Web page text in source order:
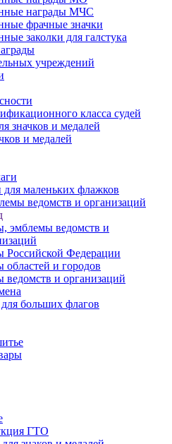
награды МЧС
фрачные значки
заколки для галстука
учреждений
класса судей
значков и медалей
и медалей
маленьких флажков
ведомств и организаций
эмблемы ведомств и
Российской Федерации
областей и городов
ведомств и организаций
больших флагов
ГТО